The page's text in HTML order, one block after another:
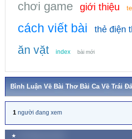
chơi game
giới thiệu
cách viết bài thẻ điện
ăn vặt index bài mới
Bình Luận Về Bài Thơ Bài Ca Về Trái
1 người đang xem
★